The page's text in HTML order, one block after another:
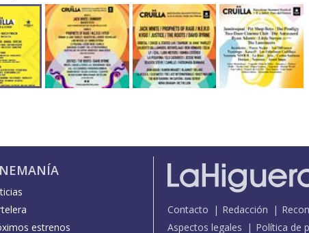
estrenos
Contacto Redacción
Aspectos legales
Política de